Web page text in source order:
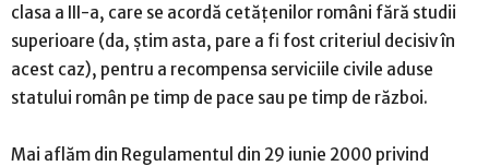
clasa a III-a, care se acordă cetățenilor români fără studii
superioare (da, știm asta, pare a fi fost criteriul decisiv în
acest caz), pentru a recompensa serviciile civile aduse
statului român pe timp de pace sau pe timp de război.
Mai aflăm din Regulamentul din 29 iunie 2000 privind